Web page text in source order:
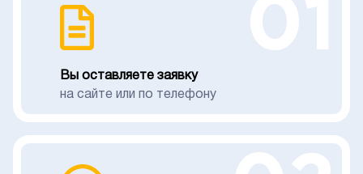
Вы оставляете заявку
на сайте или по телефону